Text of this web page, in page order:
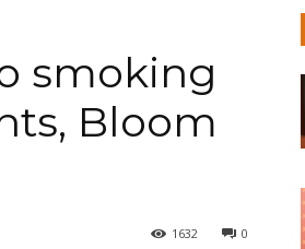
smoking
Bloom
0
1632